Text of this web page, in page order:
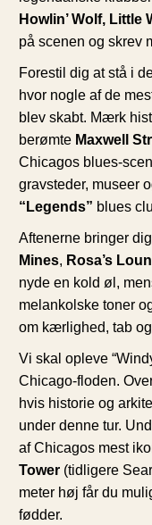
Howlin’ Wolf, Little
på scenen og skrev
Forestil dig at stå i
hvor nogle af de
blev skabt. Mærk
berømte Maxwell
Chicagos blues-
gravsteder, museer
“Legends” blues
Aftenerne bringer
Mines, Rosa’s
nyde en kold øl,
melankolske toner
om kærlighed, tab
Vi skal opleve
Chicago-floden.
hvis historie og
under denne tur.
af Chicagos mest
Tower(tidligere
meter høj får du
fødder.